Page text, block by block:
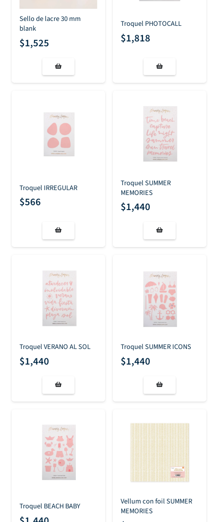
Sello de lacre 30 mm
blank
$1,525
Troquel PHOTOCALL
$1,818
Troquel IRREGULAR
$566
Troquel SUMMER
MEMORIES
$1,440
Troquel VERANO AL SOL
$1,440
Troquel SUMMER ICONS
$1,440
Troquel BEACH BABY
Vellum con foil SUMMER
MEMORIES